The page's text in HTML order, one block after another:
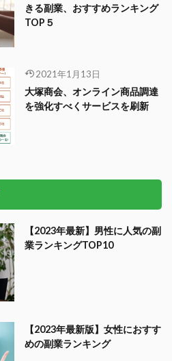
きる副業、おすすめランキング
TOP５
2021年1月13日
大塚商会、オンライン商品調達
を強化すべくサービスを刷新
【2023年最新】男性に人気の副
業ランキングTOP10
【2023年最新版】女性におすす
めの副業ランキング